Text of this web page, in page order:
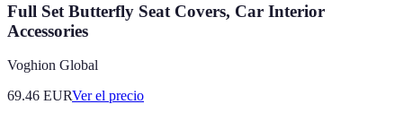
Full Set Butterfly Seat Covers, Car Interior
Accessories
Voghion Global
69.46 EURVer el precio